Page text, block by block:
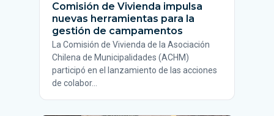
Comisión de Vivienda impulsa
nuevas herramientas para la
gestión de campamentos
La Comisión de Vivienda de la Asociación
Chilena de Municipalidades (ACHM)
participó en el lanzamiento de las acciones
de colabor…